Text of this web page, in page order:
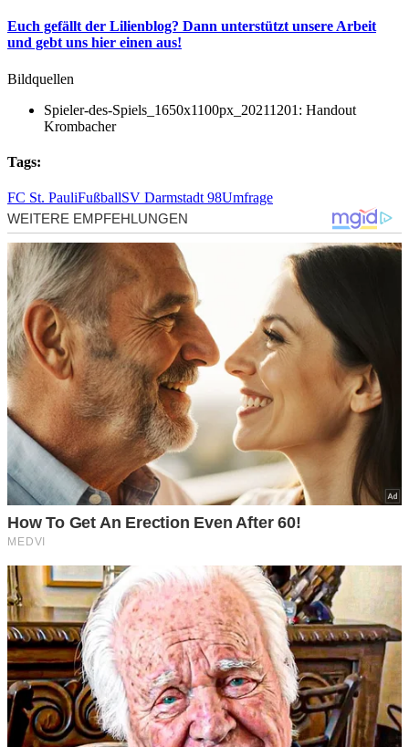
Euch gefällt der Lilienblog? Dann unterstützt unsere Arbeit
und gebt uns hier einen aus!
Bildquellen
Spieler-des-Spiels_1650x1100px_20211201: Handout
Krombacher
Tags:
FC St. PauliFußballSV Darmstadt 98Umfrage